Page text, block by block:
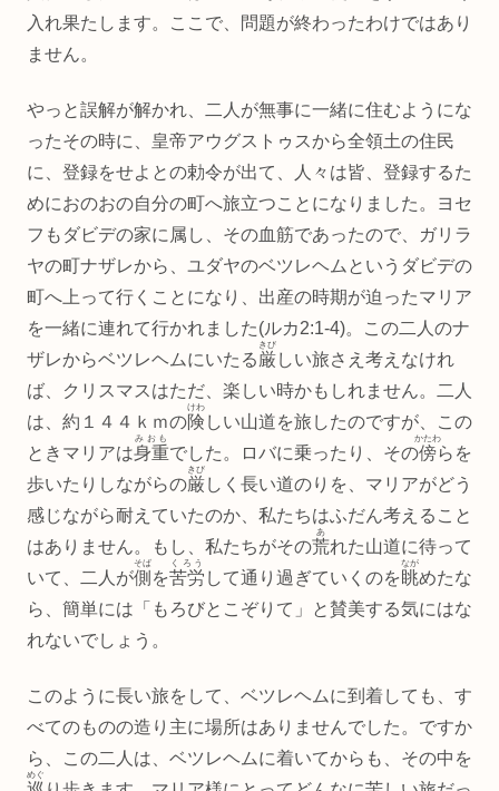
入れ果たします。ここで、問題が終わったわけではあり
ません。
やっと誤解が解かれ、二人が無事に一緒に住むようにな
ったその時に、皇帝アウグストゥスから全領土の住民
に、登録をせよとの勅令が出て、人々は皆、登録するた
めにおのおの自分の町へ旅立つことになりました。ヨセ
フもダビデの家に属し、その血筋であったので、ガリラ
ヤの町ナザレから、ユダヤのベツレヘムというダビデの
町へ上って行くことになり、出産の時期が迫ったマリア
を一緒に連れて行かれました(ルカ2:1‐4)。この二人のナ
ザレからベツレヘムにいたる厳
きび
しい旅さえ考えなけれ
ば、クリスマスはただ、楽しい時かもしれません。二人
は、約１４４ｋｍの険
けわ
しい山道を旅したのですが、この
ときマリアは身重
みおも
でした。ロバに乗ったり、その傍
かたわ
らを
歩いたりしながらの厳
きび
しく長い道のりを、マリアがどう
感じながら耐えていたのか、私たちはふだん考えること
はありません。もし、私たちがその荒
あ
れた山道に待って
いて、二人が側
そば
を苦労
くろう
して通り過ぎていくのを眺
なが
めたな
ら、簡単には「もろびとこぞりて」と賛美する気にはな
れないでしょう。
このように長い旅をして、ベツレヘムに到着しても、す
べてのものの造り主に場所はありませんでした。ですか
ら、この二人は、ベツレヘムに着いてからも、その中を
めぐ